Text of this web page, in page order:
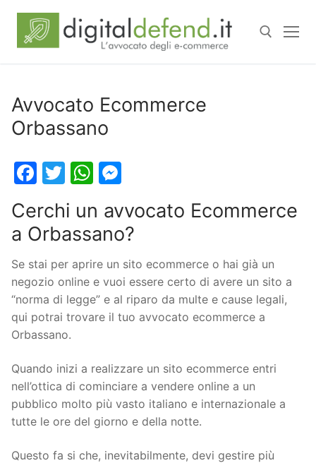
Avvocato Ecommerce
Orbassano
Facebook
TwitterWhatsApp
Cerchi un avvocato Ecommerce
a Orbassano?
Se stai per aprire un sito ecommerce o hai già un
negozio online e vuoi essere certo di avere un sito a
“norma di legge” e al riparo da multe e cause legali,
qui potrai trovare il tuo avvocato ecommerce a
Orbassano.
Quando inizi a realizzare un sito ecommerce entri
nell’ottica di cominciare a vendere online a un
pubblico molto più vasto italiano e internazionale a
tutte le ore del giorno e della notte.
Questo fa si che, inevitabilmente, devi gestire più